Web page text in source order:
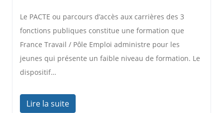
Le PACTE ou parcours d’accès aux carrières des 3
fonctions publiques constitue une formation que
France Travail / Pôle Emploi administre pour les
jeunes qui présente un faible niveau de formation. Le
dispositif…
Lire la suite